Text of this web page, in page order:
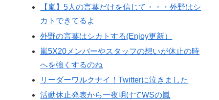
【嵐】5人の言葉だけを信じて・・・外野はシ
カトできてるよ
外野の言葉はシカトする(Enjoy更新）
嵐5X20メンバーやスタッフの想いが休止の時
へを強くするのね
リーダーワルクナイ！Twitterに泣きました
活動休止発表から一夜明けてWSの嵐